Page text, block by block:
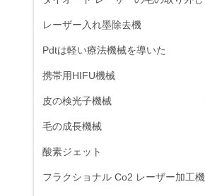
レーザー入れ墨除去機
Pdtは軽い療法機械を導いた
携帯用HIFU機械
皮の検光子機械
毛の成長機械
酸素ジェット
フラクショナル Co2 レーザー加工機